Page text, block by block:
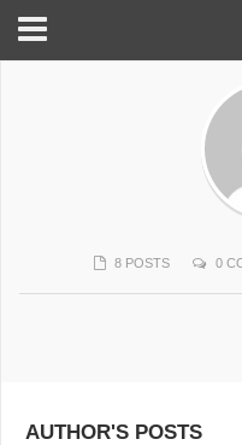
8 POSTS 0
AUTHOR'S POSTS